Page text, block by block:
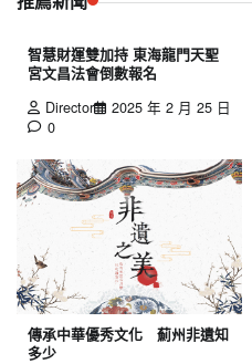
智慧財運雙加持 東海龍門天聖
宮文昌法會倒數報名
Director
2025 年 2 月 25 日
0
傳承中華優秀文化 薊州非遺知
多少